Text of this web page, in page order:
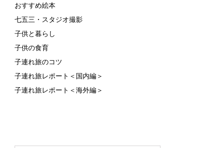
おすすめ絵本
七五三・スタジオ撮影
子供と暮らし
子供の食育
子連れ旅のコツ
子連れ旅レポート＜国内編＞
子連れ旅レポート＜海外編＞